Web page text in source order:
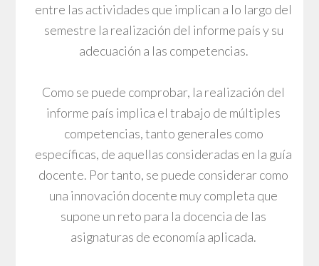
entre las actividades que implican a lo largo del
semestre la realización del informe país y su
adecuación a las competencias.
Como se puede comprobar, la realización del
informe país implica el trabajo de múltiples
competencias, tanto generales como
específicas, de aquellas consideradas en la guía
docente. Por tanto, se puede considerar como
una innovación docente muy completa que
supone un reto para la docencia de las
asignaturas de economía aplicada.